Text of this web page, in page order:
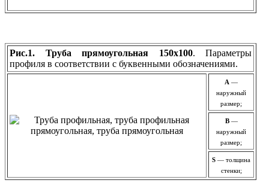
Рис.1. Труба прямоугольная 150х100. Параметры
профиля в соответствии с буквенными обозначениями.
A —
наружный
размер;
B —
наружный
размер;
S — толщина
стенки;